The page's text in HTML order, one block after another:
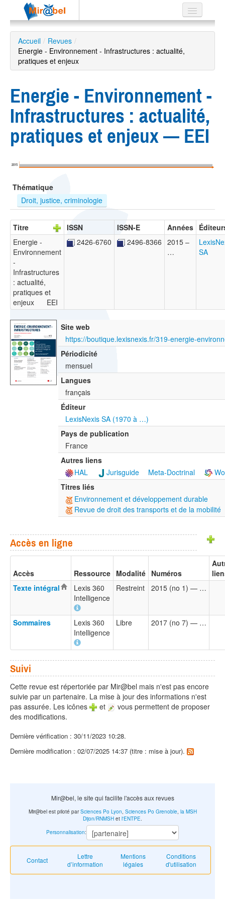
Le réseau
Soutien
Listes
Recherche
avancée
Accueil / Revues /
Energie - Environnement - Infrastructures : actualité,
pratiques et enjeux
Energie - Environnement -
Infrastructures : actualité,
pratiques et enjeux — EEI
2015
Thématique
Droit, justice, criminologie
Titre ISSN ISSN-E Années
Energie -
Environnement
-
Infrastructures
: actualité,
pratiques et
enjeux
EEI
2426-6760 2496-8366 2015 –
…
SA
Site web
Périodicité
mensuel
Langues
français
Éditeur
LexisNexis SA (1970 à …)
Pays de publication
France
Autres liens
HAL
Jurisguide Meta-Doctrinal
Titres liés
Environnement et développement durable
Revue de droit des transports et de la mobilité
Accès en ligne
Accès Ressource Modalité Numéros
Texte intégral
Lexis 360
Intelligence
Restreint 2015 (no 1) — …
Sommaires
Lexis 360
Intelligence
Libre 2017 (no 7) — …
Suivi
Cette revue est répertoriée par Mir@bel mais n'est pas encore
suivie par un partenaire. La mise à jour des informations n'est
pas assurée. Les icônes
et
vous permettent de proposer
des modifications.
Dernière vérification : 30/11/2023 10:28.
Dernière modification : 02/07/2025 14:37 (titre : mise à jour).
Mir@bel, le site qui facilite l'accès aux revues
Contact
Lettre
d’information
Mentions
légales
Conditions
d'utilisation
Mir@bel est piloté parSciences Po Lyon, Sciences Po Grenoble, la MSH
Dijon/RNMSH et l'ENTPE.
Personnalisation: